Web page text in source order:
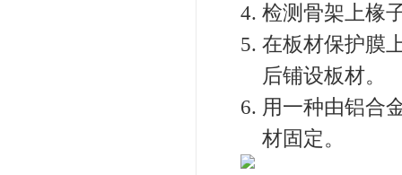
4. 检测骨架上椽
5. 在板材保护膜
后铺设板材。
6. 用一种由铝合
材固定。